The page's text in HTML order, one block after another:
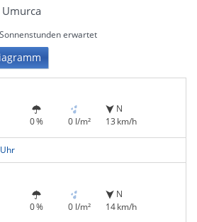
Umurca
erwartet
0 % 0 l/m²
N
13 km/h
0 % 0 l/m²
N
14 km/h